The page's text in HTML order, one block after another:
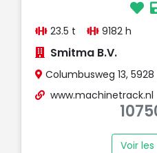
23.5 t 9182 h
Smitma B.V.
Columbusweg 13, 5928
www.machinetrack.nl
Voir